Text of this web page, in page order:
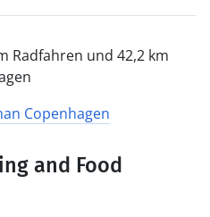
Radfahren und 42,2 km
Copenhagen
and Food